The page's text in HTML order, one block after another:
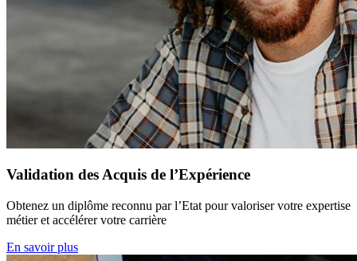
Validation des Acquis de l’Expérience
Obtenez un diplôme reconnu par l’Etat pour valoriser votre expertise
métier et accélérer votre carrière
En savoir plus